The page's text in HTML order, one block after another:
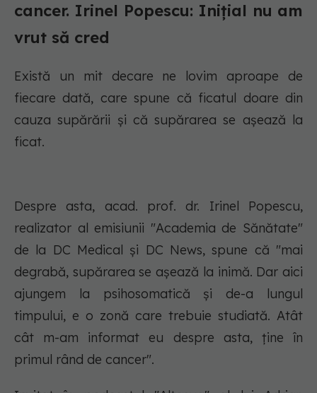
cancer. Irinel Popescu: Inițial nu am
vrut să cred
Există un mit decare ne lovim aproape de
fiecare dată, care spune că ficatul doare din
cauza supărării și că supărarea se așează la
ficat.
Despre asta, acad. prof. dr. Irinel Popescu,
realizator al emisiunii "Academia de Sănătate"
de la DC Medical și DC News, spune că "mai
degrabă, supărarea se așează la inimă. Dar aici
ajungem la psihosomatică și de-a lungul
timpului, e o zonă care trebuie studiată. Atât
cât m-am informat eu despre asta, ține în
primul rând de cancer".